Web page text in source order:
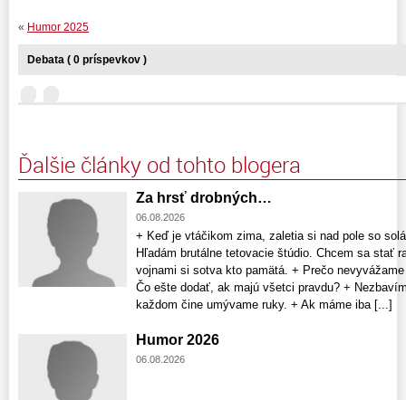
« Humor 2025
Debata ( 0 príspevkov )
Ďalšie články od tohto blogera
Za hrsť drobných…
06.08.2026
+ Keď je vtáčikom zima, zaletia si nad pole so
Hľadám brutálne tetovacie štúdio. Chcem sa stať
vojnami si sotva kto pamätá. + Prečo
Čo ešte dodať, ak majú všetci pravdu? +
každom čine umývame ruky. + Ak máme iba [...]
Humor 2026
06.08.2026